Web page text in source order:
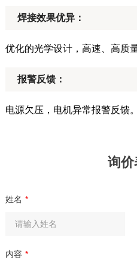
焊接效果优异：
优化的光学设计，高速、高质
报警反馈：
电源欠压，电机异常报警反馈。
询
姓名 *
内容 *